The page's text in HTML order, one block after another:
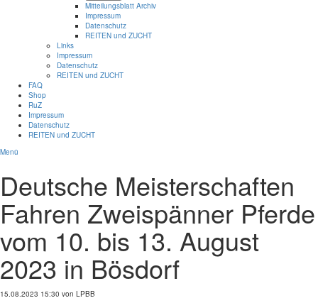
Mitteilungsblatt Archiv
Impressum
Datenschutz
REITEN und ZUCHT
Links
Impressum
Datenschutz
REITEN und ZUCHT
FAQ
Shop
RuZ
Impressum
Datenschutz
REITEN und ZUCHT
Menü
Deutsche Meisterschaften
Fahren Zweispänner Pferde
vom 10. bis 13. August
2023 in Bösdorf
15.08.2023 15:30 von LPBB